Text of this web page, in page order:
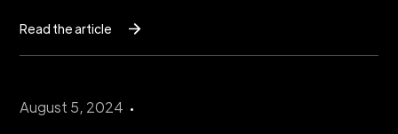
Read the article
August 5, 2024